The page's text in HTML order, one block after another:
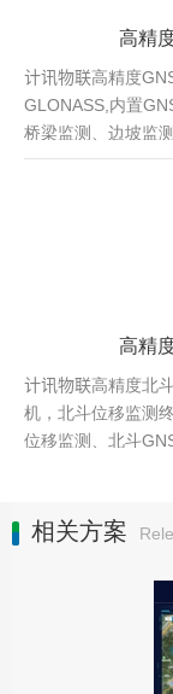
高精
计讯物联高精度
GLONASS,内置
桥梁监测、边坡监
高精
计讯物联高精度北
机，北斗位移监测
位移监测、北斗
相关方案